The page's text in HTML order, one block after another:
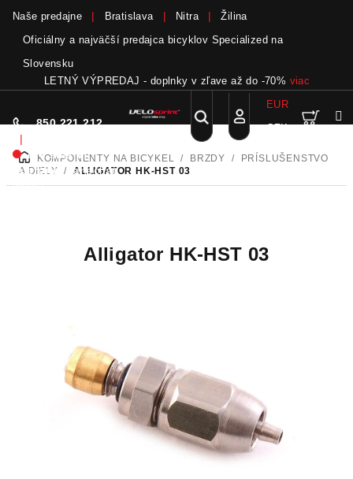
obsah
Naše predajne Bratislava Nitra
Žilina
Oficiálny a najväčší predajca bicyklov Specialized na
Slovensku
LETNÝ VÝPREDAJ - doplnky v zľave až do -70% viac
850 221 212
|
Nie sme pri
telefóne.Zanechať
odkaz
Hľadať
Prihlásenie
EUR
CZK
DOMOVKOMPONENTY NA BICYKEL / BRZDY /
PRÍSLUŠENSTVO
A DIELY
/ ALLIGATOR HK-HST 03
Alligator HK-HST 03